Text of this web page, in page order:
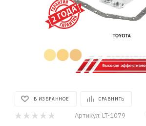
В ИЗБРАННОЕ СРАВНИТЬ
Артикул: LT-1079